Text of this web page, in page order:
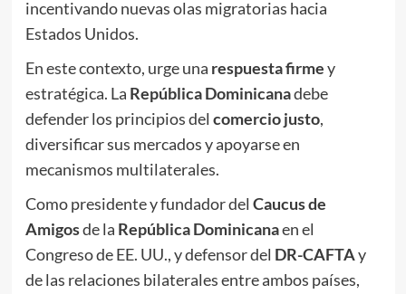
incentivando nuevas olas migratorias hacia
Estados Unidos.
En este contexto, urge una respuesta firmey
estratégica. La República Dominicanadebe
defender los principios del comercio justo,
diversificar sus mercados y apoyarse en
mecanismos multilaterales.
Como presidente y fundador del Caucus de
Amigosde la República Dominicanaen el
Congreso de EE. UU., y defensor del DR-CAFTAy
de las relaciones bilaterales entre ambos países,